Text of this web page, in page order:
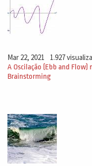
Mar 22, 2021 1.927
A Oscilação (Ebb and Flow)
Brainstorming